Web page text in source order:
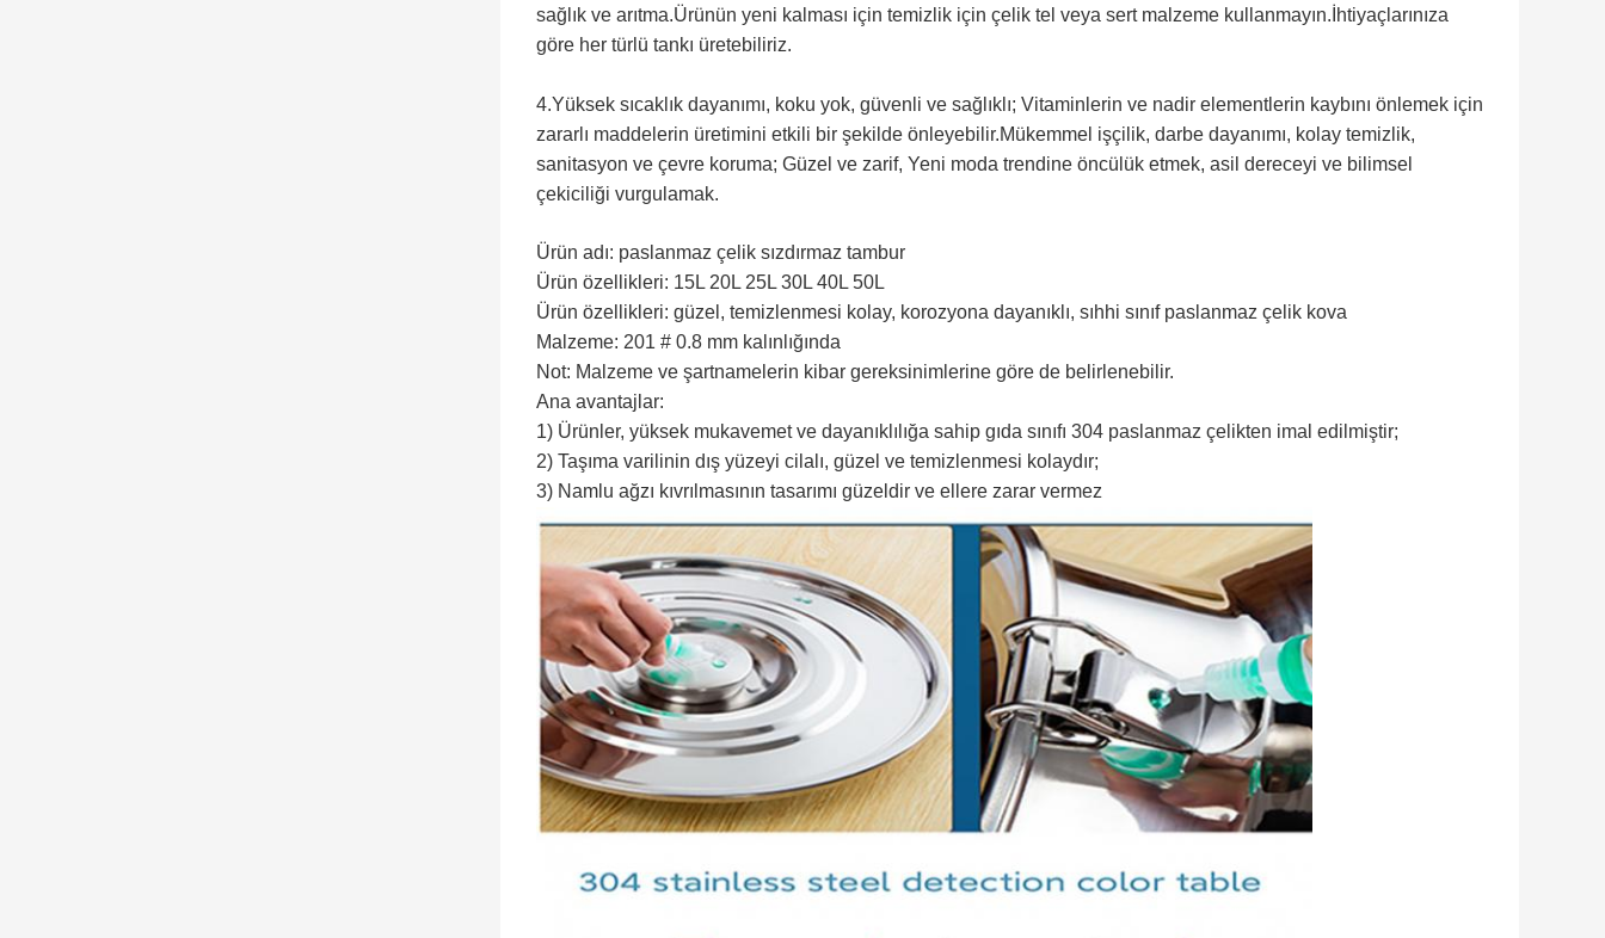
sağlık ve arıtma.Ürünün yeni kalması için temizlik için çelik tel veya sert malzeme kullanmayın.İhtiyaçlarınıza
göre her türlü tankı üretebiliriz.
4.Yüksek sıcaklık dayanımı, koku yok, güvenli ve sağlıklı; Vitaminlerin ve nadir elementlerin kaybını önlemek için
zararlı maddelerin üretimini etkili bir şekilde önleyebilir.Mükemmel işçilik, darbe dayanımı, kolay temizlik,
sanitasyon ve çevre koruma; Güzel ve zarif, Yeni moda trendine öncülük etmek, asil dereceyi ve bilimsel
çekiciliği vurgulamak.
Ürün adı: paslanmaz çelik sızdırmaz tambur
Ürün özellikleri: 15L 20L 25L 30L 40L 50L
Ürün özellikleri: güzel, temizlenmesi kolay, korozyona dayanıklı, sıhhi sınıf paslanmaz çelik kova
Malzeme: 201 # 0.8 mm kalınlığında
Not: Malzeme ve şartnamelerin kibar gereksinimlerine göre de belirlenebilir.
Ana avantajlar:
1) Ürünler, yüksek mukavemet ve dayanıklılığa sahip gıda sınıfı 304 paslanmaz çelikten imal edilmiştir;
2) Taşıma varilinin dış yüzeyi cilalı, güzel ve temizlenmesi kolaydır;
3) Namlu ağzı kıvrılmasının tasarımı güzeldir ve ellere zarar vermez